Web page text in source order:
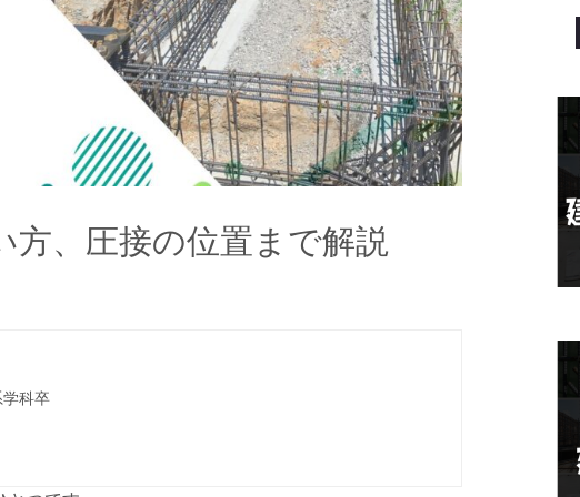
、圧接の位置まで解説
科卒